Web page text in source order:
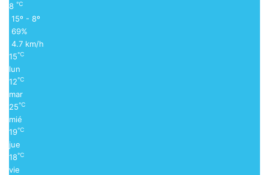
8 ℃
15º - 8º
69%
4.7 km/h
15℃
lun
12℃
mar
25℃
mié
19℃
jue
18℃
vie